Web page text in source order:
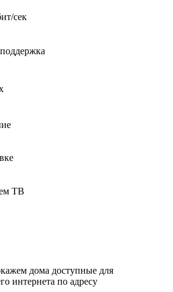
сек
ТВ
дома доступные для
интернета по адресу